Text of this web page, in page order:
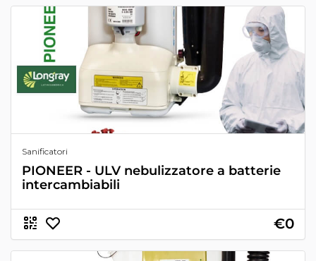
Sanificatori
PIONEER - ULV nebulizzatore a batterie
intercambiabili
€0